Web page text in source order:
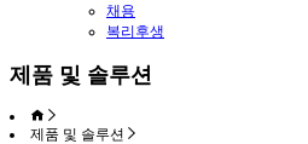
채용
복리후생
제품 및 솔루션
제품 및 솔루션